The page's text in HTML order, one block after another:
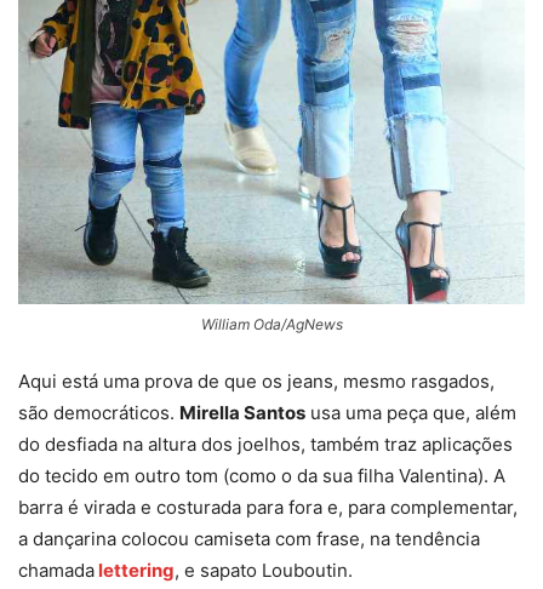
William Oda/AgNews
Aqui está uma prova de que os jeans, mesmo rasgados,
são democráticos. Mirella Santos usa uma peça que, além
do desfiada na altura dos joelhos, também traz aplicações
do tecido em outro tom (como o da sua filha Valentina). A
barra é virada e costurada para fora e, para complementar,
a dançarina colocou camiseta com frase, na tendência
chamada lettering, e sapato Louboutin.